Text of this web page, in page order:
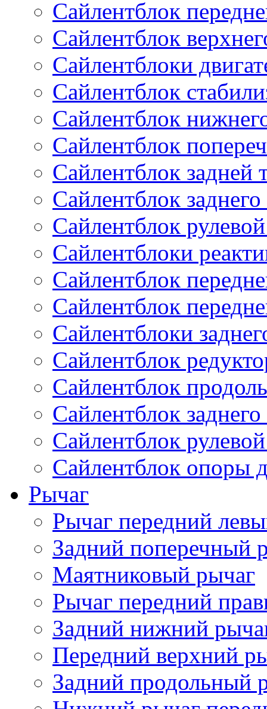
Сайлентблок
Сайлентблок
Сайлентблоки
Сайлентблок
Сайлентблок
Сайлентблок
Сайлентблок задней
Сайлентблок
Сайлентблок
Сайлентблоки
Сайлентблок
Сайлентблок
Сайлентблоки
Сайлентблок
Сайлентблок
Сайлентблок
Сайлентблок
Сайлентблок опоры
Рычаг
Рычаг передний
Задний поперечный
Маятниковый рычаг
Рычаг передний
Задний нижний
Передний верхний
Задний продольный